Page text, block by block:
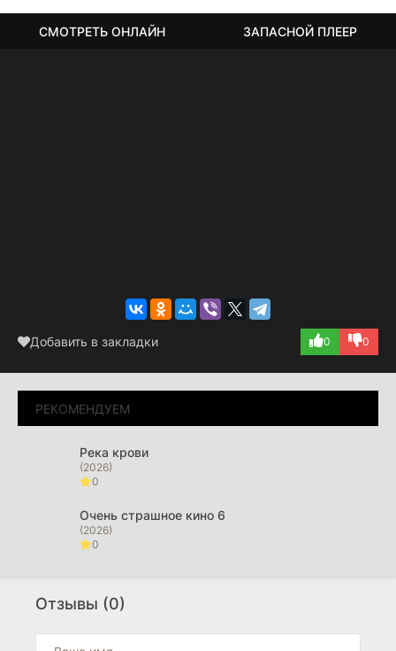
СМОТРЕТЬ ОНЛАЙН ЗАПАСНОЙ ПЛЕЕР
Добавить в закладки 0 0
РЕКОМЕНДУЕМ
Река крови
(2026)
0
Очень страшное кино 6
(2026)
0
(2026)
0
Отзывы (0)